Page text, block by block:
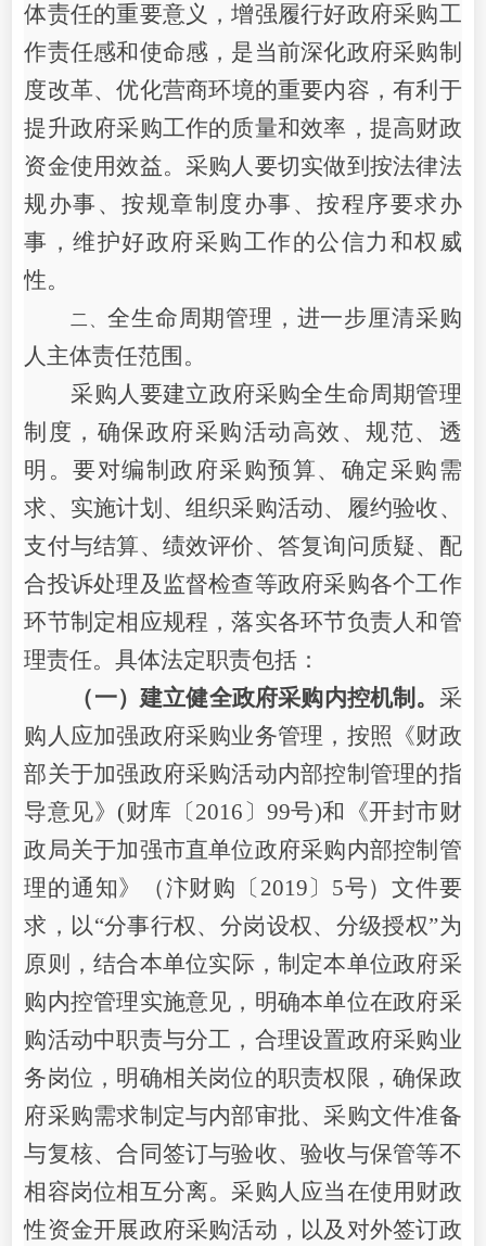
体责任的重要意义，增强履行好政府采购工
作责任感和使命感，是当前深化政府采购制
度改革、优化营商环境的重要内容，有利于
提升政府采购工作的质量和效率，提高财政
资金使用效益。采购人要切实做到按法律法
规办事、按规章制度办事、按程序要求办
事，维护好政府采购工作的公信力和权威
性。
二、全生命周期管理 ， 进一步厘清采购
人主体责任范围 。
采购人要建立政府采购全生命周期管理
制度，确保政府采购活动高效、规范、透
明。要对编制政府采购预算、确定采购需
求、实施计划、组织采购活动、履约验收、
支付与结算、绩效评价、答复询问质疑、配
合投诉处理及监督检查等政府采购各个工作
环节制定相应规程，落实各环节负责人和管
理责任。具体法定职责包括：
（一）建立健全政府采购内控机制。 采
购人应加强政府采购业务管理，按照《财政
部关于加强政府采购活动内部控制管理的指
导意见》 (财库〔2016〕99号)和《开封市财
政局关于加强市直单位政府采购内部控制管
理的通知》（汴财购 〔 2019〕 5号）文件要
求， 以“分事行权、分岗设权、分级授权”为
原则 ，结合本单位实际，制定本单位政府采
购内控管理实施意见，明确本单位在政府采
购活动中职责与分工，合理设置政府采购业
务岗位，明确相关岗位的职责权限，确保政
府采购需求制定与内部审批、采购文件准备
与复核、合同签订与验收、验收与保管等不
相容岗位相互分离。采购人应当在使用财政
性资金开展政府采购活动，以及对外签订政